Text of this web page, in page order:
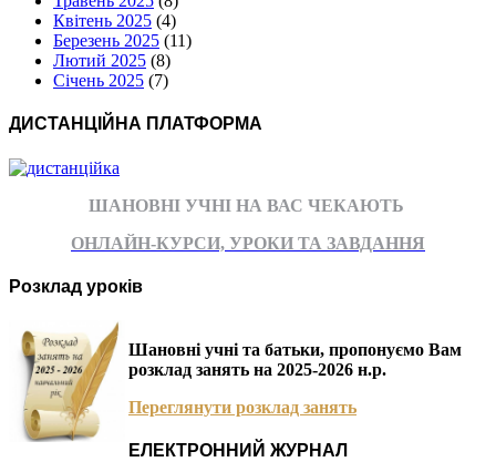
Квітень 2025 (4)
Березень 2025 (11)
Лютий 2025 (8)
Січень 2025 (7)
ДИСТАНЦІЙНА ПЛАТФОРМА
ШАНОВНІ УЧНІ НА ВАС ЧЕКАЮТЬ
ОНЛАЙН-КУРСИ, УРОКИ ТА ЗАВДАННЯ
Розклад уроків
Шановні учні та батьки, пропонуємо Вам
розклад занять на 2025-2026 н.р.
Переглянути розклад занять
ЕЛЕКТРОННИЙ ЖУРНАЛ